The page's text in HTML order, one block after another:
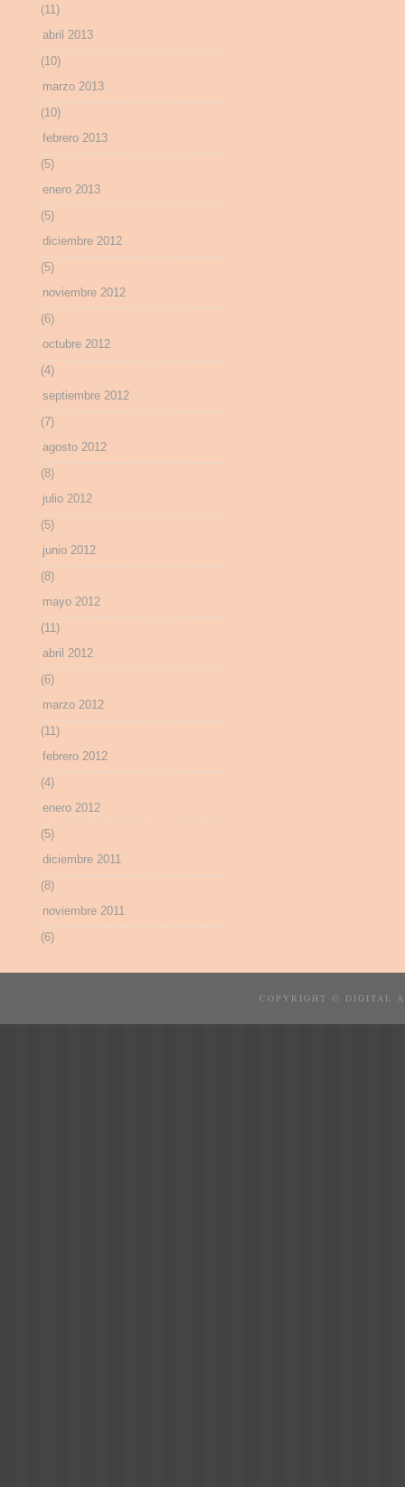
(11)
abril 2013
(10)
marzo 2013
(10)
febrero 2013
(5)
enero 2013
(5)
diciembre 2012
(5)
noviembre 2012
(6)
octubre 2012
(4)
septiembre 2012
(7)
agosto 2012
(8)
julio 2012
(5)
junio 2012
(8)
mayo 2012
(11)
abril 2012
(6)
marzo 2012
(11)
febrero 2012
(4)
enero 2012
(5)
diciembre 2011
(8)
noviembre 2011
(6)
COPYRIGHT © DIGITAL